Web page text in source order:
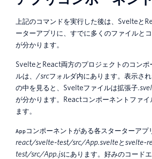
上記のコマンドを実行した後は、Svelteと
ーターアプリに、すでに多くのファイルと
が分かります。
SvelteとReact両方のプロジェクトのコンポ
ルは、/srcフォルダ内にあります。表示さ
の中を見ると、Svelteファイルは拡張子
が分かります。Reactコンポーネントファイ
ます。
App コンポーネントがある各スターターアプ
react/svelte-test/src/App.svelteとsvelte-
test/src/App.jsにあります。好みのコード